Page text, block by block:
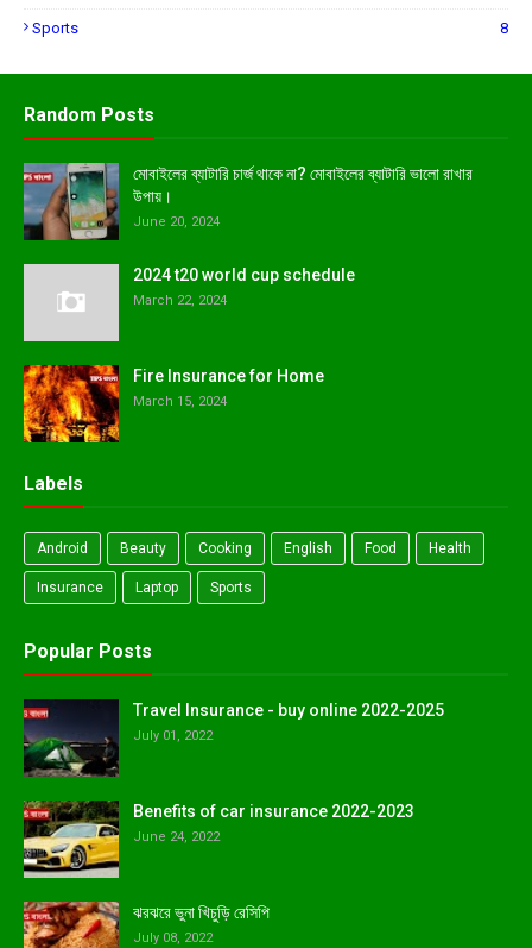
Sports 8
Random Posts
মোবাইলের ব্যাটারি চার্জ থাকে না? মোবাইলের ব্যাটারি ভালো রাখার
উপায়।
June 20, 2024
2024 t20 world cup schedule
March 22, 2024
Fire Insurance for Home
March 15, 2024
Labels
Android Beauty Cooking English Food Health
Insurance Laptop Sports
Popular Posts
Travel Insurance - buy online 2022-2025
July 01, 2022
Benefits of car insurance 2022-2023
June 24, 2022
ঝরঝরে ভুনা খিচুড়ি রেসিপি
July 08, 2022